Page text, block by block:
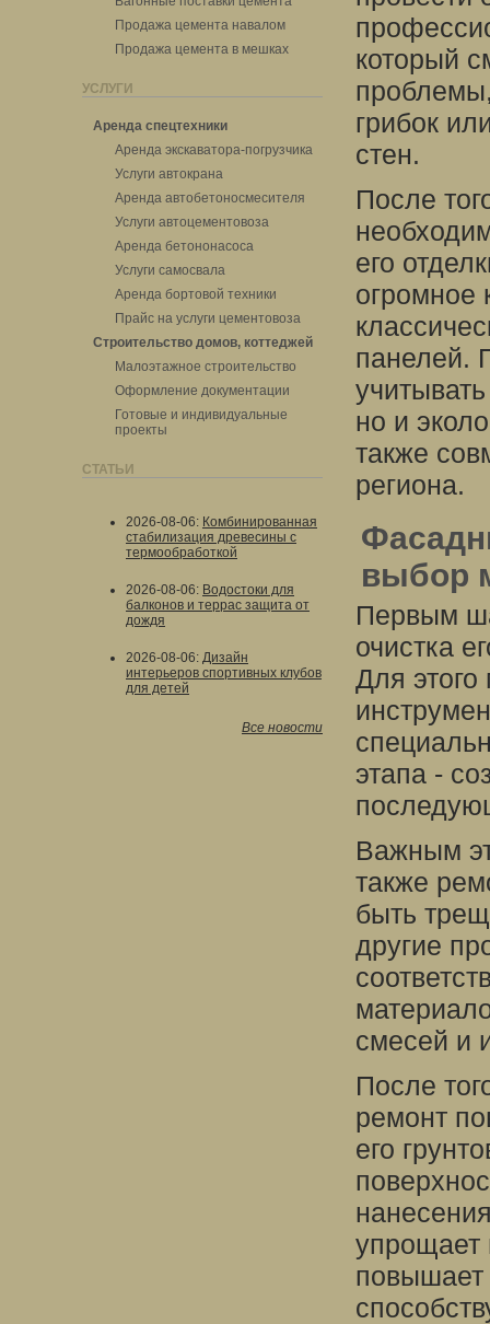
Продажа цемента навалом
Продажа цемента в мешках
УСЛУГИ
Аренда спецтехники
Аренда экскаватора-погрузчика
Услуги автокрана
Аренда автобетоносмесителя
Услуги автоцементовоза
Аренда бетононасоса
Услуги самосвала
Аренда бортовой техники
Прайс на услуги цементовоза
Строительство домов, коттеджей
Малоэтажное строительство
Оформление документации
Готовые и индивидуальные
проекты
СТАТЬИ
2026-08-06: Комбинированная
стабилизация древесины с
термообработкой
2026-08-06: Водостоки для
балконов и террас защита от
дождя
2026-08-06: Дизайн
интерьеров спортивных клубов
для детей
Все новости
который
грибок
стен.
После
его
огромное
панелей.
но и
также
региона.
выбор
Первым
очистка
Для
этапа -
Важным
также
быть
другие
смесей и
После
ремонт
его
упрощает
повышает